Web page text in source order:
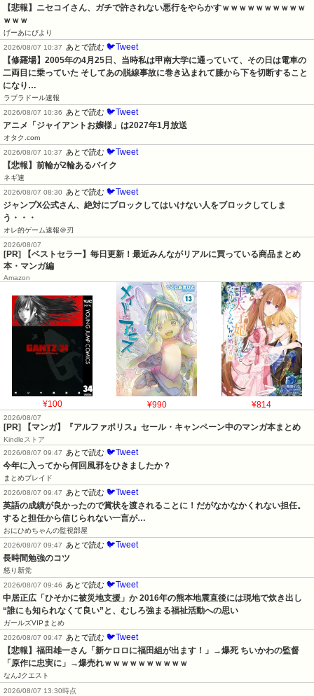
【悲報】ニセコイさん、ガチで許されない悪行をやらかすｗｗｗｗｗｗｗｗｗｗ
ｗｗｗ
げーあにびより
2026/08/07 10:37
あとで読む 🐦Tweet
【修羅場】2005年の4月25日、当時私は甲南大学に通っていて、その日は電車の
二両目に乗っていた そしてあの脱線事故に巻き込まれて膝から下を切断すること
になり…
ラブラドール速報
2026/08/07 10:36
あとで読む 🐦Tweet
アニメ「ジャイアントお嬢様」は2027年1月放送
オタク.com
2026/08/07 10:37
あとで読む 🐦Tweet
【悲報】前輪が2輪あるバイク
ネギ速
2026/08/07 08:30
あとで読む 🐦Tweet
ジャンプX公式さん、絶対にブロックしてはいけない人をブロックしてしま
う・・・
オレ的ゲーム速報＠刃
2026/08/07
[PR] 【ベストセラー】毎日更新！最近みんながリアルに買っている商品まとめ
本・マンガ編
Amazon
¥100 ¥990 ¥814
2026/08/07
[PR] 【マンガ】『アルファポリス』セール・キャンペーン中のマンガ本まとめ
Kindleストア
2026/08/07 09:47
あとで読む 🐦Tweet
今年に入ってから何回風邪をひきましたか？
まとめブレイド
2026/08/07 09:47
あとで読む 🐦Tweet
英語の成績が良かったので賞状を渡されることに！だがなかなかくれない担任。
すると担任から信じられない一言が…
おにひめちゃんの監視部屋
2026/08/07 09:47
あとで読む 🐦Tweet
長時間勉強のコツ
怒り新党
2026/08/07 09:46
あとで読む 🐦Tweet
中居正広「ひそかに被災地支援」か 2016年の熊本地震直後には現地で炊き出し
“誰にも知られなくて良い”と、むしろ強まる福祉活動への思い
ガールズVIPまとめ
2026/08/07 09:47
あとで読む 🐦Tweet
【悲報】福田雄一さん「新ケロロに福田組が出ます！」→爆死 ちいかわの監督
「原作に忠実に」→爆売れｗｗｗｗｗｗｗｗｗｗ
なんJクエスト
2026/08/07 13:30時点